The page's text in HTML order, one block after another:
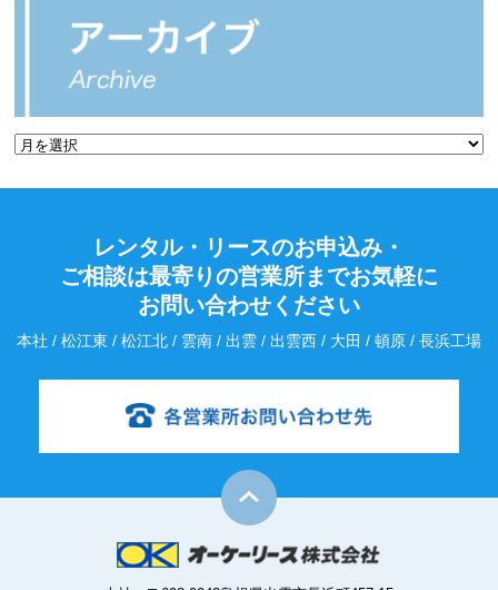
レンタル・リースのお申込み・
ご相談は最寄りの営業所までお気軽に
お問い合わせください
本社 / 松江東 / 松江北 / 雲南 / 出雲 / 出雲西 / 大田 / 頓原 / 長浜工場